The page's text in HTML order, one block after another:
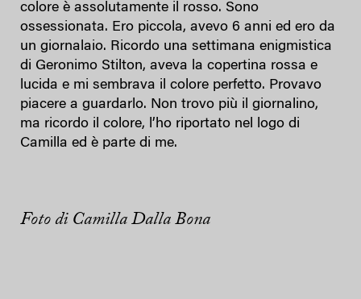
colore è assolutamente il rosso. Sono
ossessionata. Ero piccola, avevo 6 anni ed ero da
un giornalaio. Ricordo una settimana enigmistica
di Geronimo Stilton, aveva la copertina rossa e
lucida e mi sembrava il colore perfetto. Provavo
piacere a guardarlo. Non trovo più il giornalino,
ma ricordo il colore, l’ho riportato nel logo di
Camilla ed è parte di me.
Foto di Camilla Dalla Bona